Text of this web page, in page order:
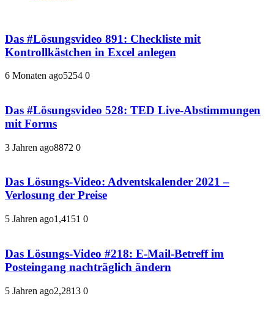
Das #Lösungsvideo 891: Checkliste mit
Kontrollkästchen in Excel anlegen
6 Monaten ago5254 0
Das #Lösungsvideo 528: TED Live-Abstimmungen
mit Forms
3 Jahren ago8872 0
Das Lösungs-Video: Adventskalender 2021 –
Verlosung der Preise
5 Jahren ago1,4151 0
Das Lösungs-Video #218: E-Mail-Betreff im
Posteingang nachträglich ändern
5 Jahren ago2,2813 0